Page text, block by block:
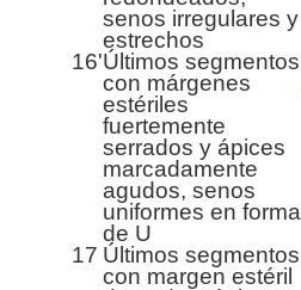
senos irregulares y
estrechos
16'Últimos segmentos
con márgenes
estériles
fuertemente
serrados y ápices
marcadamente
agudos, senos
uniformes en forma
de U
17 Últimos segmentos
con margen estéril